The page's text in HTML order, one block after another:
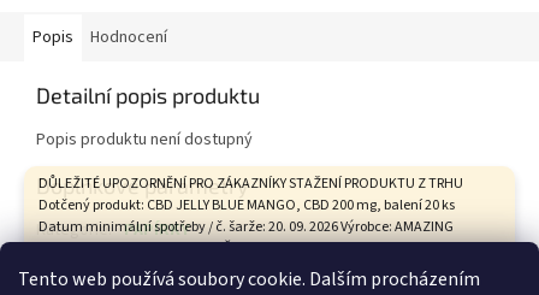
Tento web používá soubory cookie. Dalším procházením
DŮLEŽITÉ UPOZORNĚNÍ PRO ZÁKAZNÍKY STAŽENÍ PRODUKTU Z TRHU
Dotčený produkt: CBD JELLY BLUE MANGO, CBD 200 mg, balení 20 ks
Datum minimální spotřeby / č. šarže: 20. 09. 2026 Výrobce: AMAZING
HEALTH CARE s.r.o., Tovární 9, České Budějovice Státní zemědělská a
potravinářská inspekce na základě hodnocení zdravotního rizika
Popis Hodnocení
Detailní popis produktu
Popis produktu není dostupný
Doplňkové parametry
Kategorie: PAPÍRKY